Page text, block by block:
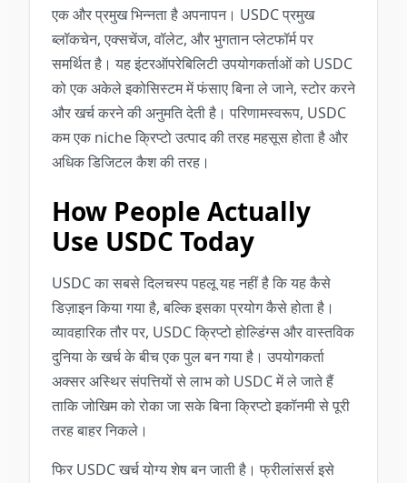
एक और प्रमुख भिन्नता है अपनापन। USDC प्रमुख
ब्लॉकचेन, एक्सचेंज, वॉलेट, और भुगतान प्लेटफॉर्म पर
समर्थित है। यह इंटरऑपरेबिलिटी उपयोगकर्ताओं को USDC
को एक अकेले इकोसिस्टम में फंसाए बिना ले जाने, स्टोर करने
और खर्च करने की अनुमति देती है। परिणामस्वरूप, USDC
कम एक niche क्रिप्टो उत्पाद की तरह महसूस होता है और
अधिक डिजिटल कैश की तरह।
How People Actually
Use USDC Today
USDC का सबसे दिलचस्प पहलू यह नहीं है कि यह कैसे
डिज़ाइन किया गया है, बल्कि इसका प्रयोग कैसे होता है।
व्यावहारिक तौर पर, USDC क्रिप्टो होल्डिंग्स और वास्तविक
दुनिया के खर्च के बीच एक पुल बन गया है। उपयोगकर्ता
अक्सर अस्थिर संपत्तियों से लाभ को USDC में ले जाते हैं
ताकि जोखिम को रोका जा सके बिना क्रिप्टो इकॉनमी से पूरी
तरह बाहर निकले।
फिर USDC खर्च योग्य शेष बन जाती है। फ्रीलांसर्स इसे